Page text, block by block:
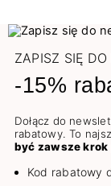
ZAPISZ SIĘ
-15%
Dołącz do
rabatowy. To
być zawsze krok
Kod rabatowy